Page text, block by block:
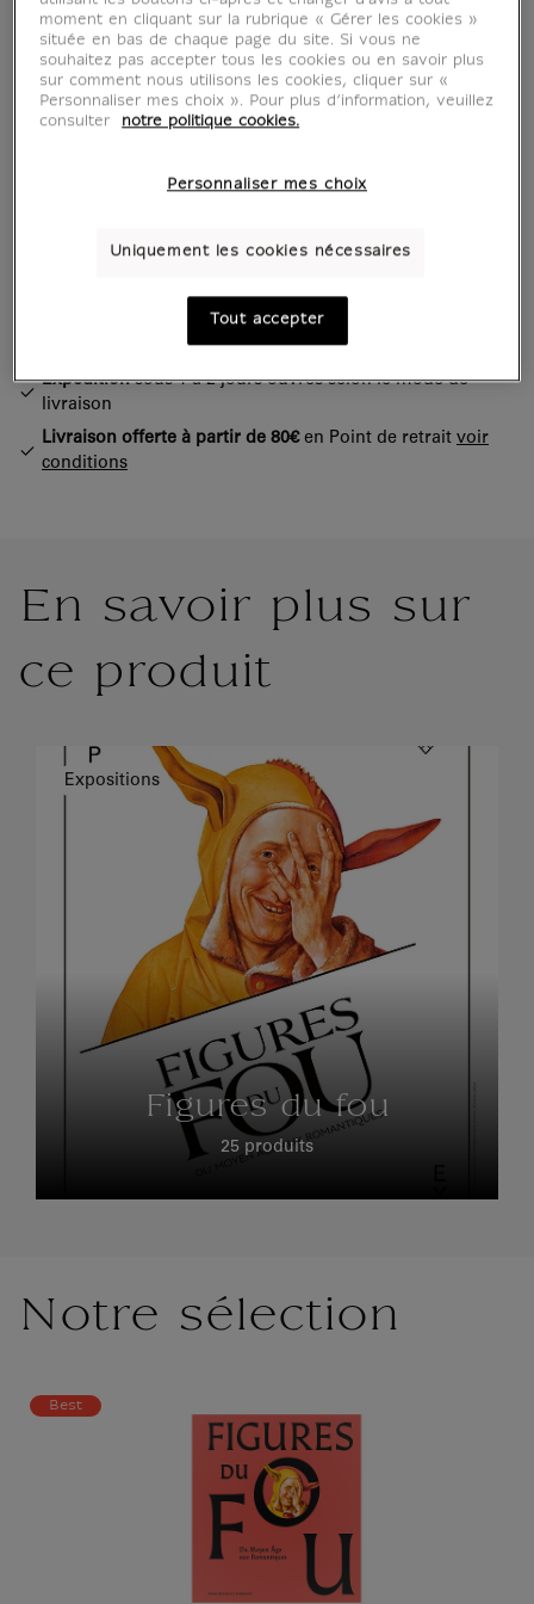
Chêne polychromé. H. 46; l. 51...
Lire la suite
Caractéristiques
CB, Visa, Mastercard, Amex, Paypal
Satisfait ou remboursé14 jours pour changer d'avis
Expéditionsous 1 à 2 jours ouvrés selon le mode de
livraison
Livraison offerte à partir de 80€en Point de retrait voir
conditions
Notre sélection
Best
En savoir plus sur
ce produit
Expositions
Figures du fou
25 produits
moment en cliquant sur la rubrique « Gérer les cookies »
située en bas de chaque page du site. Si vous ne
souhaitez pas accepter tous les cookies ou en savoir plus
sur comment nous utilisons les cookies, cliquer sur «
Personnaliser mes choix ». Pour plus d’information, veuillez
consulter
notre politique cookies.
Personnaliser mes choix
Uniquement les cookies nécessaires
Tout accepter